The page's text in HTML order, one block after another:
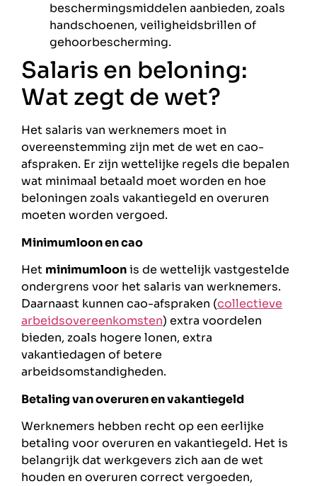
beschermingsmiddelen aanbieden, zoals
handschoenen, veiligheidsbrillen of
gehoorbescherming.
Salaris en beloning:
Wat zegt de wet?
Het salaris van werknemers moet in
overeenstemming zijn met de wet en cao-
afspraken. Er zijn wettelijke regels die bepalen
wat minimaal betaald moet worden en hoe
beloningen zoals vakantiegeld en overuren
moeten worden vergoed.
Minimumloon en cao
Het minimumloonis de wettelijk vastgestelde
ondergrens voor het salaris van werknemers.
Daarnaast kunnen cao-afspraken (collectieve
arbeidsovereenkomsten) extra voordelen
bieden, zoals hogere lonen, extra
vakantiedagen of betere
arbeidsomstandigheden.
Betaling van overuren en vakantiegeld
Werknemers hebben recht op een eerlijke
betaling voor overuren en vakantiegeld. Het is
belangrijk dat werkgevers zich aan de wet
houden en overuren correct vergoeden,